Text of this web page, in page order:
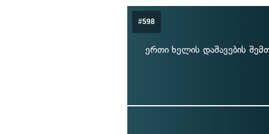
#598
ერთი ხელის დაშავების